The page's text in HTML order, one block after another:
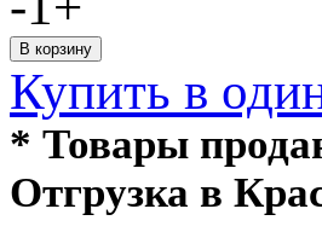
Купить в
* Товары
Отгрузка в